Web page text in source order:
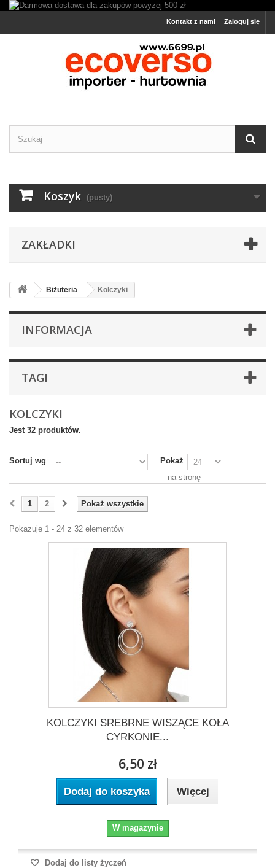
Zaloguj się
Kontakt z nami
Koszyk (pusty)
ZAKŁADKI
Biżuteria Kolczyki
INFORMACJA
TAGI
KOLCZYKI
Jest 32 produktów.
Sortuj wg
Pokaż
na stronę
Pokaż wszystkie
1 2
Pokazuje 1 - 24 z 32 elementów
KOLCZYKI SREBRNE WISZĄCE KOŁA
CYRKONIE...
6,50 zł
Dodaj do koszyka Więcej
W magazynie
Dodaj do listy życzeń